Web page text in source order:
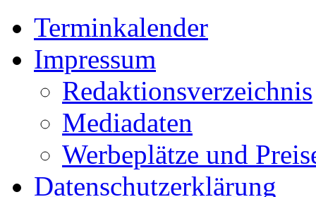
Terminkalender
Impressum
Redaktionsverzeichnis
Mediadaten
Werbeplätze und
Datenschutzerklärung